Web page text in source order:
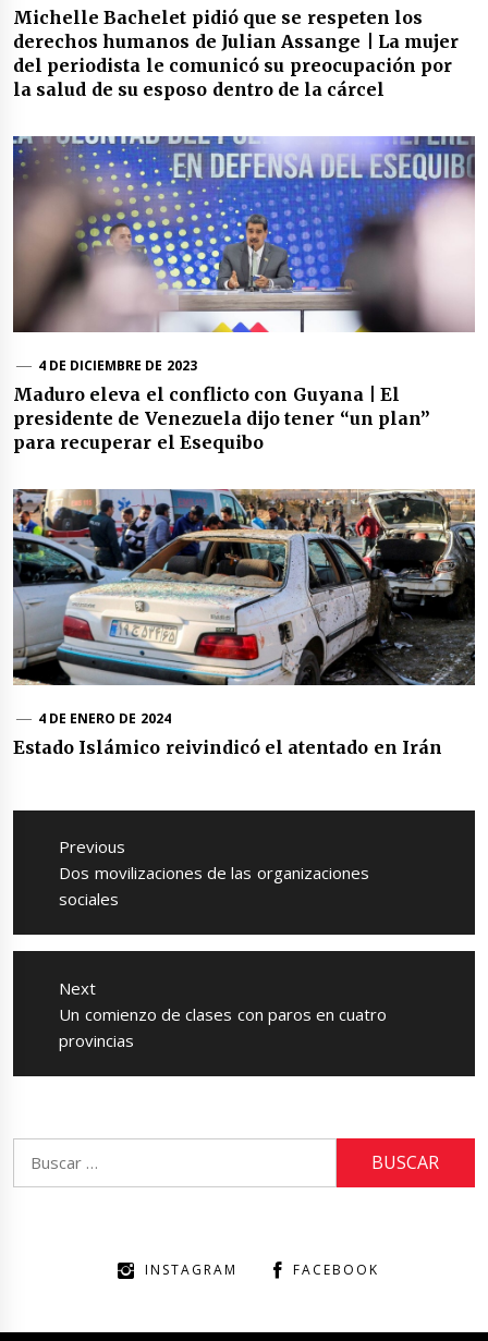
Michelle Bachelet pidió que se respeten los
derechos humanos de Julian Assange | La mujer
del periodista le comunicó su preocupación por
la salud de su esposo dentro de la cárcel
4 DE DICIEMBRE DE 2023
Maduro eleva el conflicto con Guyana | El
presidente de Venezuela dijo tener “un plan”
para recuperar el Esequibo
4 DE ENERO DE 2024
Estado Islámico reivindicó el atentado en Irán
Navegación
entradas
Previous
Previous
post:
Dos movilizaciones de las organizaciones
sociales
Next
Next
post:
Un comienzo de clases con paros en cuatro
provincias
INSTAGRAM FACEBOOK